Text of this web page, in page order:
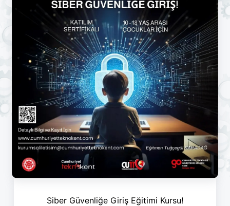
Siber Güvenliğe Giriş Eğitimi Kursu!